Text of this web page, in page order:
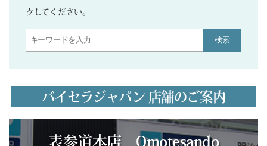
クしてください。
検索
バイセラジャパン 店舗のご案内
表参道本店 Omotesando